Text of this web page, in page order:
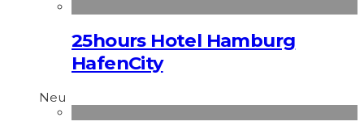
25hours Hotel Hamburg
HafenCity
Neu